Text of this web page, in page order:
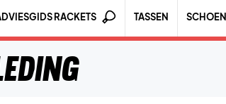
RACKETS TASSEN